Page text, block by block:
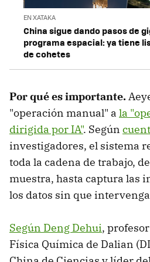
EN XATAKA
China sigue dando pasos de
programa espacial: ya tiene
de cohetes
Por qué es importante.
"operación manual" a la
dirigida por IA". Según
investigadores, el sistema
toda la cadena de trabajo,
muestra, hasta captura las
los datos sin que
Según Deng Dehui,
Física Química de Dalian